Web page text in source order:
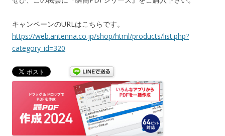
キャンペーンのURLはこちらです。
https://web.antenna.co.jp/shop/html/products/list.php?
category_id=320